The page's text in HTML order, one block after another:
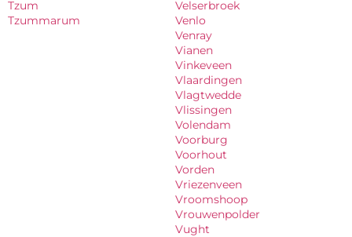
Tzum
Tzummarum
Velserbroek
Venlo
Venray
Vianen
Vinkeveen
Vlaardingen
Vlagtwedde
Vlissingen
Volendam
Voorburg
Voorhout
Vorden
Vriezenveen
Vroomshoop
Vrouwenpolder
Vught